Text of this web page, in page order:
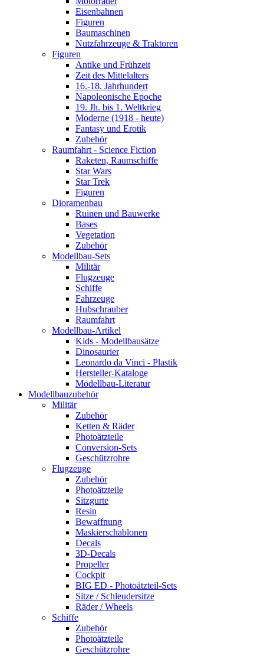
Eisenbahnen
Figuren
Baumaschinen
Nutzfahrzeuge & Traktoren
Figuren
Antike und Frühzeit
Zeit des Mittelalters
16.-18. Jahrhundert
Napoleonische Epoche
19. Jh. bis 1. Weltkrieg
Moderne (1918 - heute)
Fantasy und Erotik
Zubehör
Raumfahrt - Science Fiction
Raketen, Raumschiffe
Star Wars
Star Trek
Figuren
Dioramenbau
Ruinen und Bauwerke
Bases
Vegetation
Zubehör
Modellbau-Sets
Militär
Flugzeuge
Schiffe
Fahrzeuge
Hubschrauber
Raumfahrt
Modellbau-Artikel
Kids - Modellbausätze
Dinosaurier
Leonardo da Vinci - Plastik
Hersteller-Kataloge
Modellbau-Literatur
Modellbauzubehör
Militär
Zubehör
Ketten & Räder
Photoätzteile
Conversion-Sets
Geschützrohre
Flugzeuge
Zubehör
Photoätzteile
Sitzgurte
Resin
Bewaffnung
Maskierschablonen
Decals
3D-Decals
Propeller
Cockpit
BIG ED - Photoätzteil-Sets
Sitze / Schleudersitze
Räder / Wheels
Schiffe
Zubehör
Photoätzteile
Geschützrohre